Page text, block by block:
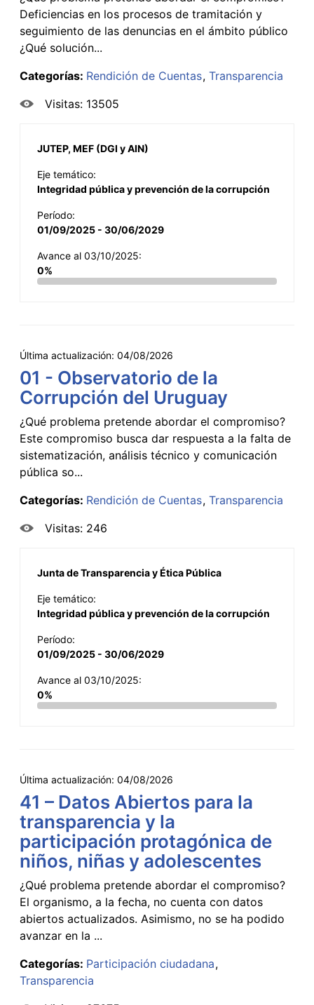
Deficiencias en los procesos de tramitación y
seguimiento de las denuncias en el ámbito público
¿Qué solución...
Categorías: Rendición de Cuentas Transparencia
Visitas: 13505
JUTEP, MEF (DGI y AIN)
Eje temático:
Integridad pública y prevención de la corrupción
Período:
01/09/2025 - 30/06/2029
Avance al 03/10/2025:
0%
Última actualización: 04/08/2026
01 - Observatorio de la
Corrupción del Uruguay
¿Qué problema pretende abordar el compromiso?
Este compromiso busca dar respuesta a la falta de
sistematización, análisis técnico y comunicación
pública so...
Categorías: Rendición de Cuentas Transparencia
Visitas: 246
Junta de Transparencia y Ética Pública
Eje temático:
Integridad pública y prevención de la corrupción
Período:
01/09/2025 - 30/06/2029
Avance al 03/10/2025:
0%
Última actualización: 04/08/2026
41 – Datos Abiertos para la
transparencia y la
participación protagónica de
niños, niñas y adolescentes
¿Qué problema pretende abordar el compromiso?
El organismo, a la fecha, no cuenta con datos
abiertos actualizados. Asimismo, no se ha podido
avanzar en la ...
Categorías: Participación ciudadana
Transparencia